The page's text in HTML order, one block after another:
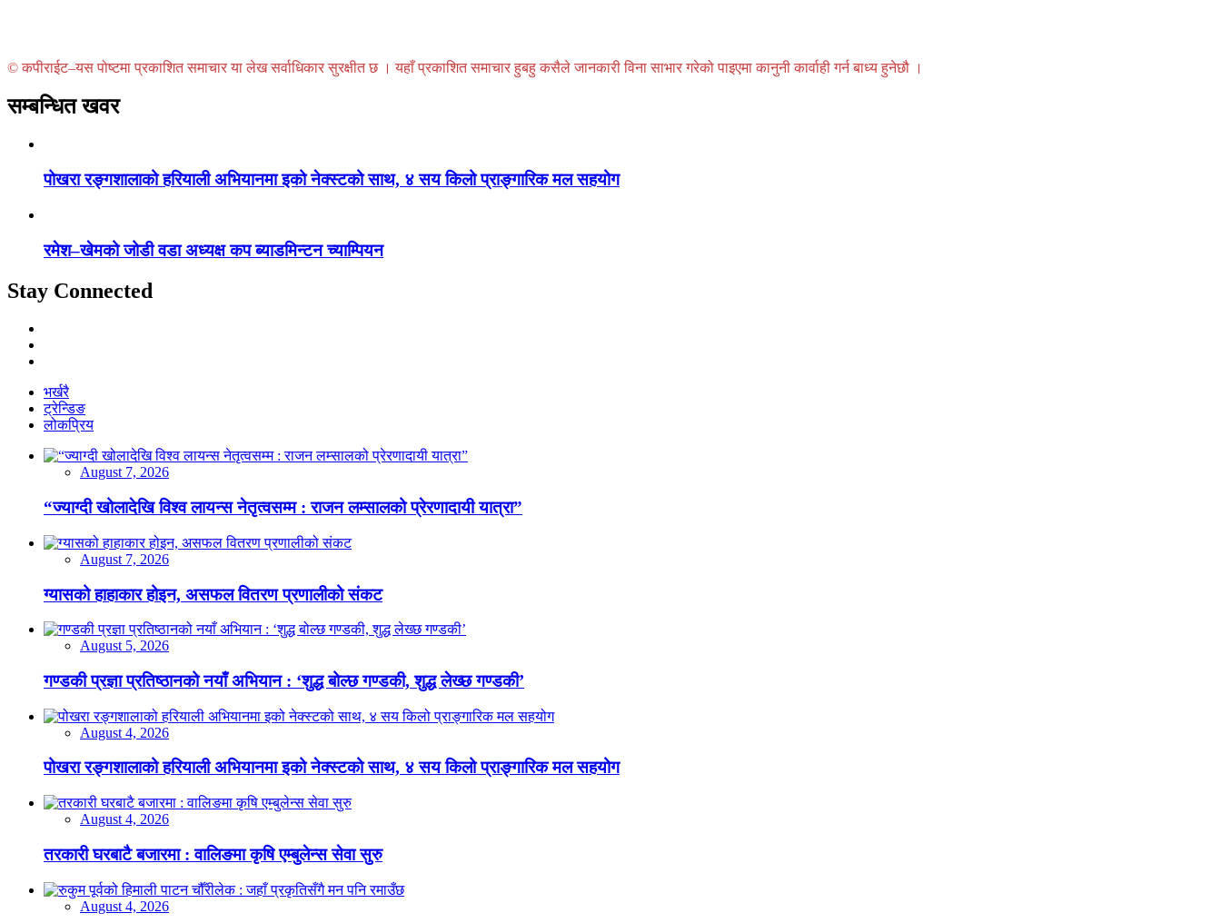
© कपीराईट–यस पोष्टमा प्रकाशित समाचार या लेख सर्वाधिकार सुरक्षीत छ । यहाँ प्रकाशित समाचार हुबहु कसैले जानकारी विना साभार गरेको पाइएमा कानुनी कार्वाही गर्न बाध्य हुनेछौ ।
सम्बन्धित खवर
पोखरा रङ्गशालाको हरियाली अभियानमा इको नेक्स्टको साथ, ४ सय किलो प्राङ्गारिक मल सहयोग
रमेश–खेमको जोडी वडा अध्यक्ष कप ब्याडमिन्टन च्याम्पियन
Stay Connected
भर्खरै
ट्रेन्डिङ
लोकप्रिय
August 7, 2026
“ज्याग्दी खोलादेखि विश्व लायन्स नेतृत्वसम्म : राजन लम्सालको प्रेरणादायी यात्रा”
August 7, 2026
ग्यासको हाहाकार होइन, असफल वितरण प्रणालीको संकट
August 5, 2026
गण्डकी प्रज्ञा प्रतिष्ठानको नयाँ अभियान : ‘शुद्ध बोल्छ गण्डकी, शुद्ध लेख्छ गण्डकी’
August 4, 2026
पोखरा रङ्गशालाको हरियाली अभियानमा इको नेक्स्टको साथ, ४ सय किलो प्राङ्गारिक मल सहयोग
August 4, 2026
तरकारी घरबाटै बजारमा : वालिङमा कृषि एम्बुलेन्स सेवा सुरु
August 4, 2026